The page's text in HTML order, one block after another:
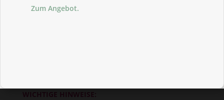
Zum Angebot.
WICHTIGE HINWEISE: